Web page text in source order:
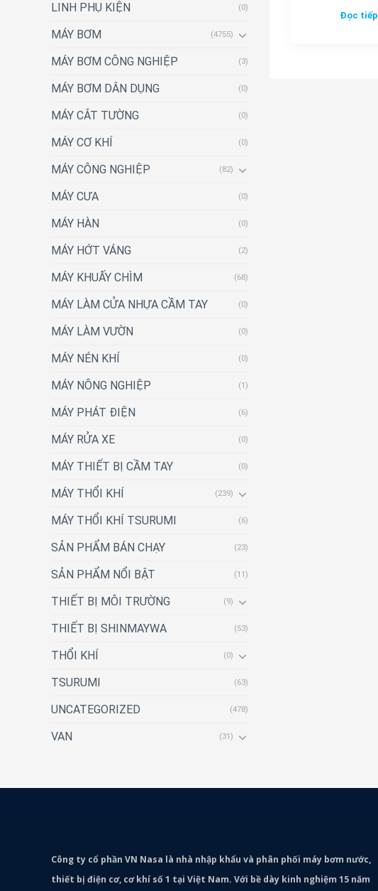
LINH PHỤ KIỆN (0)
MÁY BƠM (4755)
MÁY BƠM CÔNG NGHIỆP (3)
MÁY BƠM DÂN DỤNG (0)
MÁY CẮT TƯỜNG (0)
MÁY CƠ KHÍ (0)
MÁY CÔNG NGHIỆP (82)
MÁY CƯA (0)
MÁY HÀN (0)
MÁY HỚT VÁNG (2)
MÁY KHUẤY CHÌM (68)
MÁY LÀM CỬA NHỰA CẦM TAY (0)
MÁY LÀM VƯỜN (0)
MÁY NÉN KHÍ (0)
MÁY NÔNG NGHIỆP (1)
MÁY PHÁT ĐIỆN (6)
MÁY RỬA XE (0)
MÁY THIẾT BỊ CẦM TAY (0)
MÁY THỔI KHÍ (239)
MÁY THỔI KHÍ TSURUMI (6)
SẢN PHẨM BÁN CHẠY (23)
SẢN PHẨM NỔI BẬT (11)
THIẾT BỊ MÔI TRƯỜNG (9)
THIẾT BỊ SHINMAYWA (53)
THỔI KHÍ (0)
TSURUMI (63)
UNCATEGORIZED (478)
VAN (31)
Đọc tiếp
Công ty cổ phần VN Nasa là nhà nhập khẩu và phân phối máy bơm nước,
thiết bị điện cơ, cơ khí số 1 tại Việt Nam. Với bề dày kinh nghiệm 15 năm